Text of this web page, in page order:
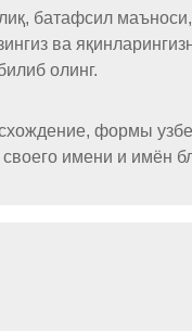
батафсил
ва
олинг.
формы
имени и имён